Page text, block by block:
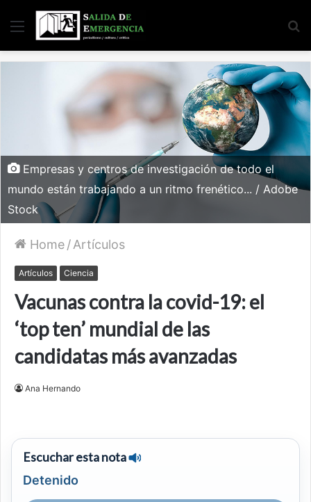
Menu
Empresas y centros de investigación de todo el
mundo están trabajando a un ritmo frenético... / Adobe
Stock
Home/Artículos
Artículos Ciencia
Vacunas contra la covid-19: el
‘top ten’ mundial de las
candidatas más avanzadas
Ana Hernando
Escuchar esta nota
Detenido